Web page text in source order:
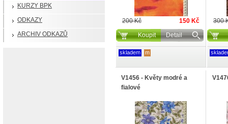
KURZY BPK
ODKAZY
ARCHIV ODKAZŮ
200 Kč
150 Kč
Koupit
Detail
skladem m
300
V1456 - Květy modré a
fialové